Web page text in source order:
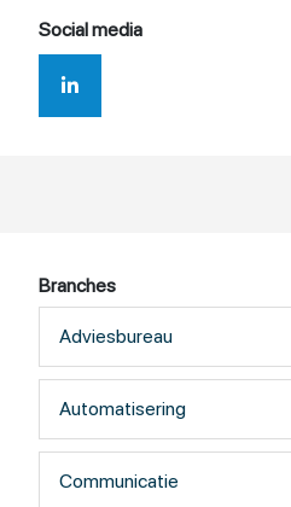
Social media
Branches
Adviesbureau
Automatisering
Communicatie